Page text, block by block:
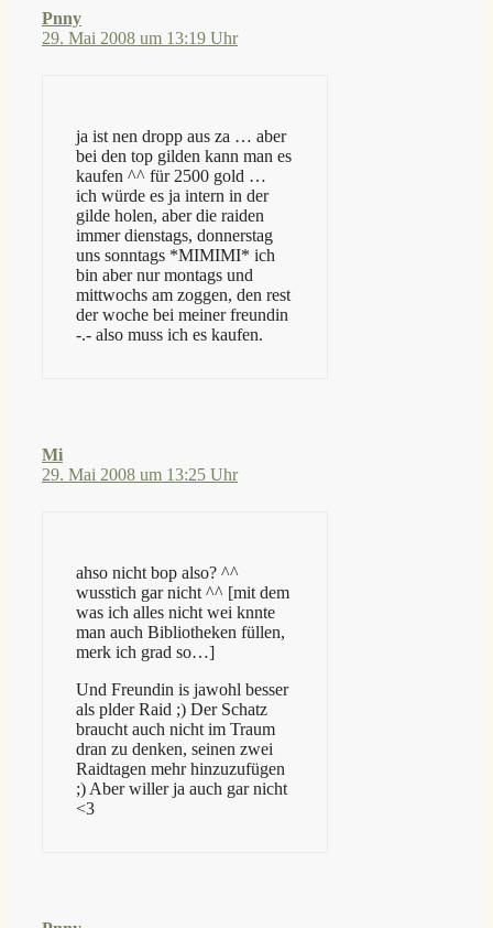
Pnny
29. Mai 2008 um 13:19 Uhr
ja ist nen dropp aus za … aber
bei den top gilden kann man es
kaufen ^^ für 2500 gold …
ich würde es ja intern in der
gilde holen, aber die raiden
immer dienstags, donnerstag
uns sonntags *MIMIMI* ich
bin aber nur montags und
mittwochs am zoggen, den rest
der woche bei meiner freundin
-.- also muss ich es kaufen.
Mi
29. Mai 2008 um 13:25 Uhr
ahso nicht bop also? ^^
wusstich gar nicht ^^ [mit dem
was ich alles nicht wei knnte
man auch Bibliotheken füllen,
merk ich grad so…]
Und Freundin is jawohl besser
als plder Raid ;) Der Schatz
braucht auch nicht im Traum
dran zu denken, seinen zwei
Raidtagen mehr hinzuzufügen
;) Aber willer ja auch gar nicht
<3